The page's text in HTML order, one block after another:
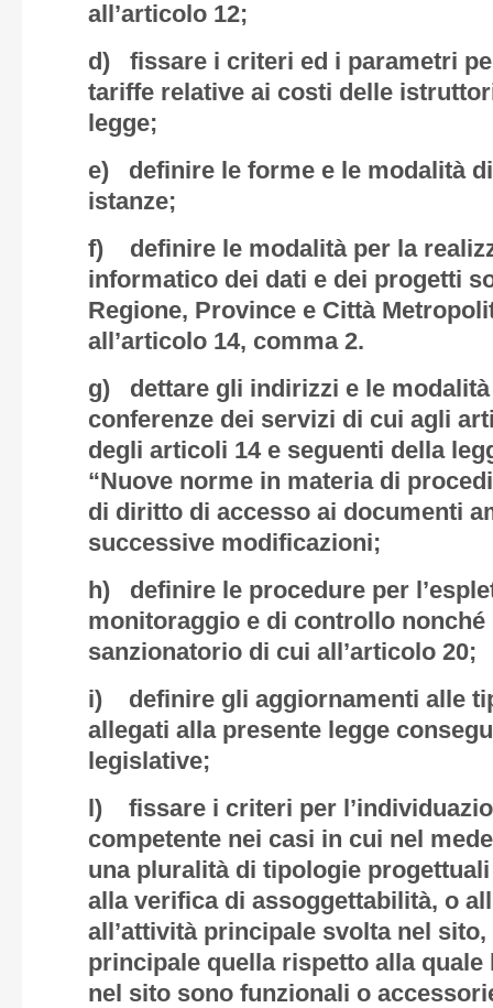
all’articolo 12;
d) fissare i criteri ed i parametri
tariffe relative ai costi delle
legge;
e) definire le forme e le modalità
istanze;
f) definire le modalità per la
informatico dei dati e dei progetti
Regione, Province e Città
all’articolo 14, comma 2.
g) dettare gli indirizzi e le
conferenze dei servizi di cui agli
degli articoli 14 e seguenti della
“Nuove norme in materia di
di diritto di accesso ai documenti
successive modificazioni;
h) definire le procedure per
monitoraggio e di controllo nonché
sanzionatorio di cui all’articolo 20;
i) definire gli aggiornamenti alle
allegati alla presente legge
legislative;
l) fissare i criteri per
competente nei casi in cui nel
una pluralità di tipologie
alla verifica di assoggettabilità, o
all’attività principale svolta nel
principale quella rispetto alla
nel sito sono funzionali o